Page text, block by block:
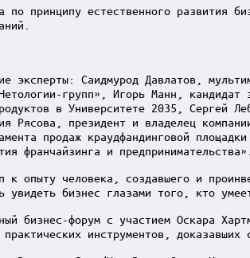
по принципу естественного развития
эксперты: Саидмурод Давлатов,
групп», Игорь Манн,
в Университете 2035, Сергей
Рясова, президент и владелец
продаж краудфандинговой
франчайзинга и предпринимательства».
к опыту человека, создавшего и
бизнес глазами того, кто
бизнес-форум с участием Оскара
инструментов, доказавших